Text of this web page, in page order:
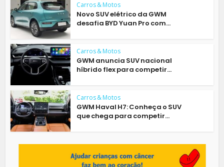
Carros & Motos
Novo SUV elétrico da GWM
desafia BYD Yuan Pro com...
Carros & Motos
GWM anuncia SUV nacional
híbrido flex para competir...
Carros & Motos
GWM Haval H7: Conheça o SUV
que chega para competir...